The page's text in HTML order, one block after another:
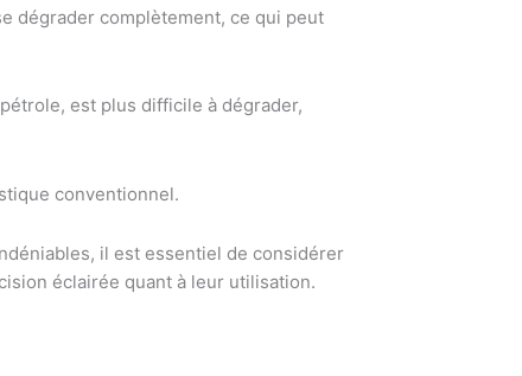
dégrader complètement, ce qui peut
est plus difficile à dégrader,
conventionnel.
il est essentiel de considérer
éclairée quant à leur utilisation.